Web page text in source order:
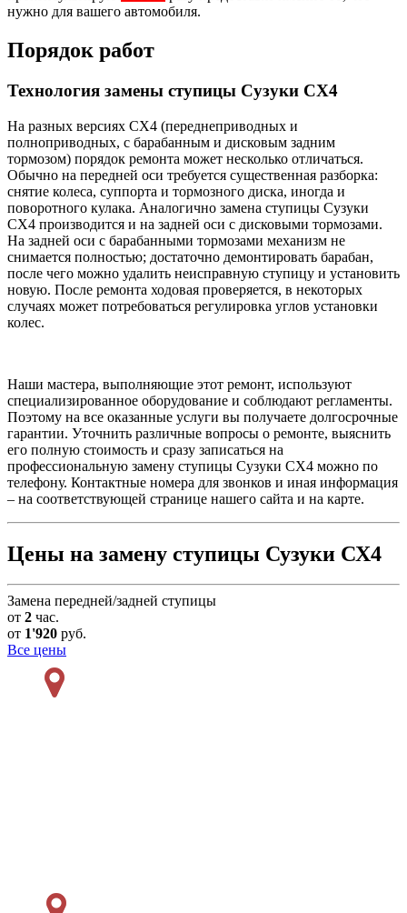
нужно для вашего автомобиля.
Порядок работ
Технология замены ступицы Сузуки СХ4
На разных версиях СХ4 (переднеприводных и
полноприводных, с барабанным и дисковым задним
тормозом) порядок ремонта может несколько отличаться.
Обычно на передней оси требуется существенная разборка:
снятие колеса, суппорта и тормозного диска, иногда и
поворотного кулака. Аналогично замена ступицы Сузуки
СХ4 производится и на задней оси с дисковыми тормозами.
На задней оси с барабанными тормозами механизм не
снимается полностью; достаточно демонтировать барабан,
после чего можно удалить неисправную ступицу и установить
новую. После ремонта ходовая проверяется, в некоторых
случаях может потребоваться регулировка углов установки
колес.
Наши мастера, выполняющие этот ремонт, используют
специализированное оборудование и соблюдают регламенты.
Поэтому на все оказанные услуги вы получаете долгосрочные
гарантии. Уточнить различные вопросы о ремонте, выяснить
его полную стоимость и сразу записаться на
профессиональную замену ступицы Сузуки СХ4 можно по
телефону. Контактные номера для звонков и иная информация
– на соответствующей странице нашего сайта и на карте.
Цены на замену ступицы Сузуки СХ4
Замена передней/задней ступицы
от 2 час.
от 1'920 руб.
Все цены